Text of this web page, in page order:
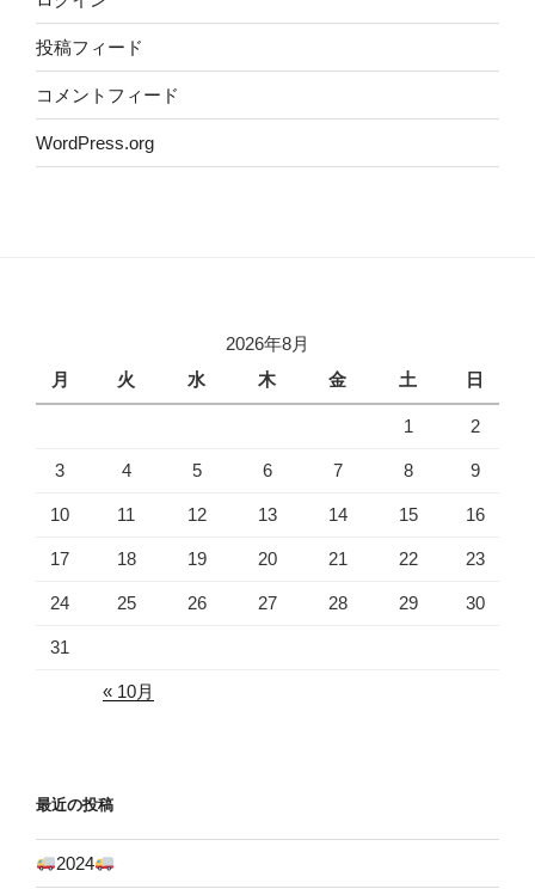
投稿フィード
コメントフィード
WordPress.org
2026年8月
月
火 水 木 金 土 日
1 2
3 4 5 6 7 8 9
10 11 12 13 14 15 16
17 18 19 20 21 22 23
24 25 26 27 28 29 30
31
« 10月
最近の投稿
2024